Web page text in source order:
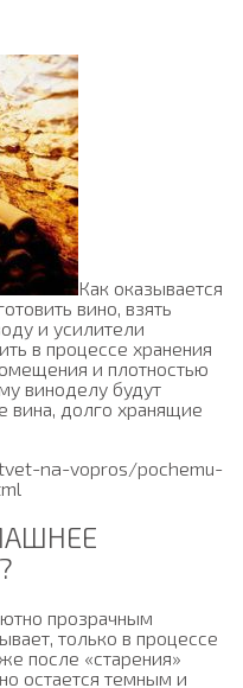
Как оказывается
вино, взять
и усилители
в процессе хранения
и плотностью
виноделу будут
вина, долго хранящие
na-vopros/pochemu-
прозрачным
только в процессе
после «старения»
остается темным и